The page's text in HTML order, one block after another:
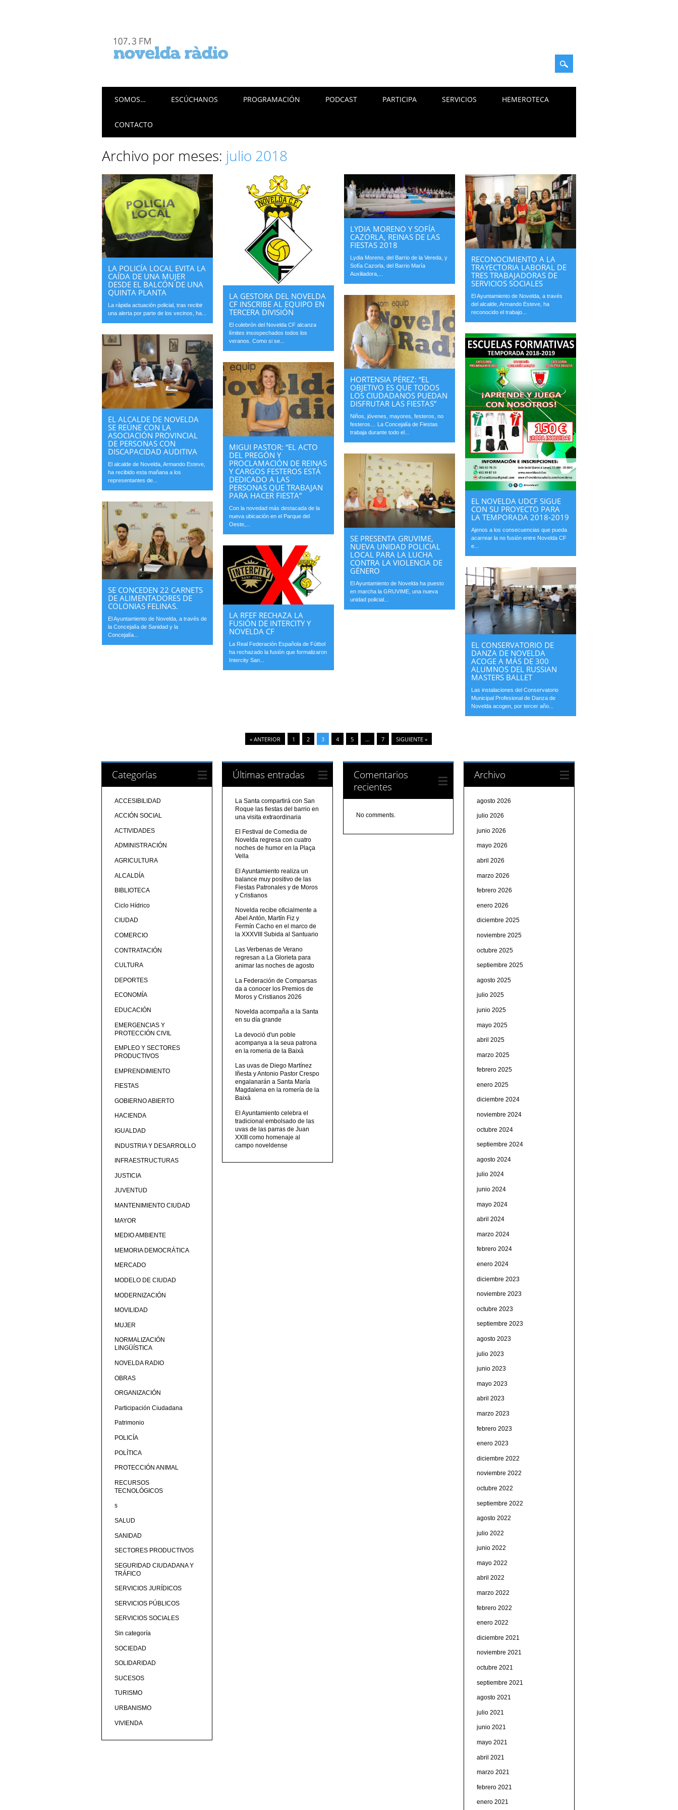
Menú principal
SOMOS… ESCÚCHANOS PROGRAMACIÓN PODCAST PARTICIPA SERVICIOS HEMEROTECA
CONTACTO
Archivo por meses: julio 2018
LA POLICÍA LOCAL EVITA LA
CAÍDA DE UNA MUJER
DESDE EL BALCÓN DE UNA
QUINTA PLANTA
La rápida actuación policial, tras recibir
una alerta por parte de los vecinos, ha...
LA GESTORA DEL NOVELDA
CF INSCRIBE AL EQUIPO EN
TERCERA DIVISIÓN
El culebrón del Novelda CF alcanza
límites insospechados todos los
veranos. Como si se...
LYDIA MORENO Y SOFÍA
CAZORLA, REINAS DE LAS
FIESTAS 2018
Lydia Moreno, del Barrio de la Vereda, y
Sofía Cazorla, del Barrio María
Auxiliadora,...
RECONOCIMIENTO A LA
TRAYECTORIA LABORAL DE
TRES TRABAJADORAS DE
SERVICIOS SOCIALES
El Ayuntamiento de Novelda, a través
del alcalde, Armando Esteve, ha
reconocido el trabajo...
HORTENSIA PÉREZ: “EL
OBJETIVO ES QUE TODOS
LOS CIUDADANOS PUEDAN
DISFRUTAR LAS FIESTAS”
Niños, jóvenes, mayores, festeros, no
festeros… La Concejalía de Fiestas
trabaja durante todo el...
EL NOVELDA UDCF SIGUE
CON SU PROYECTO PARA
LA TEMPORADA 2018-2019
Ajenos a los consecuencias que pueda
acarrear la no fusión entre Novelda CF
e...
EL ALCALDE DE NOVELDA
SE REÚNE CON LA
ASOCIACIÓN PROVINCIAL
DE PERSONAS CON
DISCAPACIDAD AUDITIVA
El alcalde de Novelda, Armando Esteve,
ha recibido esta mañana a los
representantes de...
MIGUI PASTOR: “EL ACTO
DEL PREGÓN Y
PROCLAMACIÓN DE REINAS
Y CARGOS FESTEROS ESTÁ
DEDICADO A LAS
PERSONAS QUE TRABAJAN
PARA HACER FIESTA”
Con la novedad más destacada de la
nueva ubicación en el Parque del
Oeste,...
SE PRESENTA GRUVIME,
NUEVA UNIDAD POLICIAL
LOCAL PARA LA LUCHA
CONTRA LA VIOLENCIA DE
GÉNERO
El Ayuntamiento de Novelda ha puesto
en marcha la GRUVIME, una nueva
unidad policial...
SE CONCEDEN 22 CARNETS
DE ALIMENTADORES DE
COLONIAS FELINAS.
El Ayuntamiento de Novelda, a través de
la Concejalía de Sanidad y la
Concejalía...
LA RFEF RECHAZA LA
FUSIÓN DE INTERCITY Y
NOVELDA CF
La Real Federación Española de Fútbol
ha rechazado la fusión que formalizaron
Intercity San...
EL CONSERVATORIO DE
DANZA DE NOVELDA
ACOGE A MÁS DE 300
ALUMNOS DEL RUSSIAN
MASTERS BALLET
Las instalaciones del Conservatorio
Municipal Profesional de Danza de
Novelda acogen, por tercer año...
« ANTERIOR 1 2 3 4 5 … 7 SIGUIENTE »
Categorías
ACCESIBILIDAD
ACCIÓN SOCIAL
ACTIVIDADES
ADMINISTRACIÓN
AGRICULTURA
ALCALDÍA
BIBLIOTECA
Ciclo Hídrico
CIUDAD
COMERCIO
CONTRATACIÓN
CULTURA
DEPORTES
ECONOMÍA
EDUCACIÓN
EMERGENCIAS Y
PROTECCIÓN CIVIL
EMPLEO Y SECTORES
PRODUCTIVOS
EMPRENDIMIENTO
FIESTAS
GOBIERNO ABIERTO
HACIENDA
IGUALDAD
INDUSTRIA Y DESARROLLO
INFRAESTRUCTURAS
JUSTICIA
JUVENTUD
MANTENIMIENTO CIUDAD
MAYOR
MEDIO AMBIENTE
MEMORIA DEMOCRÁTICA
MERCADO
MODELO DE CIUDAD
MODERNIZACIÓN
MOVILIDAD
MUJER
NORMALIZACIÓN
LINGÜÍSTICA
NOVELDA RADIO
OBRAS
ORGANIZACIÓN
Participación Ciudadana
Patrimonio
POLICÍA
POLÍTICA
PROTECCIÓN ANIMAL
RECURSOS
TECNOLÓGICOS
s
SALUD
SANIDAD
SECTORES PRODUCTIVOS
SEGURIDAD CIUDADANA Y
TRÁFICO
SERVICIOS JURÍDICOS
SERVICIOS PÚBLICOS
SERVICIOS SOCIALES
Sin categoría
SOCIEDAD
SOLIDARIDAD
SUCESOS
TURISMO
URBANISMO
VIVIENDA
Últimas entradas
La Santa compartirá con San
Roque las fiestas del barrio en
una visita extraordinaria
El Festival de Comedia de
Novelda regresa con cuatro
noches de humor en la Plaça
Vella
El Ayuntamiento realiza un
balance muy positivo de las
Fiestas Patronales y de Moros
y Cristianos
Novelda recibe oficialmente a
Abel Antón, Martín Fiz y
Fermín Cacho en el marco de
la XXXVIII Subida al Santuario
Las Verbenas de Verano
regresan a La Glorieta para
animar las noches de agosto
La Federación de Comparsas
da a conocer los Premios de
Moros y Cristianos 2026
Novelda acompaña a la Santa
en su día grande
La devoció d'un poble
acompanya a la seua patrona
en la romeria de la Baixà
Las uvas de Diego Martínez
Iñesta y Antonio Pastor Crespo
engalanarán a Santa María
Magdalena en la romería de la
Baixà
El Ayuntamiento celebra el
tradicional embolsado de las
uvas de las parras de Juan
XXIII como homenaje al
campo noveldense
Comentarios
recientes
No comments.
Archivo
agosto 2026
julio 2026
junio 2026
mayo 2026
abril 2026
marzo 2026
febrero 2026
enero 2026
diciembre 2025
noviembre 2025
octubre 2025
septiembre 2025
agosto 2025
julio 2025
junio 2025
mayo 2025
abril 2025
marzo 2025
febrero 2025
enero 2025
diciembre 2024
noviembre 2024
octubre 2024
septiembre 2024
agosto 2024
julio 2024
junio 2024
mayo 2024
abril 2024
marzo 2024
febrero 2024
enero 2024
diciembre 2023
noviembre 2023
octubre 2023
septiembre 2023
agosto 2023
julio 2023
junio 2023
mayo 2023
abril 2023
marzo 2023
febrero 2023
enero 2023
diciembre 2022
noviembre 2022
octubre 2022
septiembre 2022
agosto 2022
julio 2022
junio 2022
mayo 2022
abril 2022
marzo 2022
febrero 2022
enero 2022
diciembre 2021
noviembre 2021
octubre 2021
septiembre 2021
agosto 2021
julio 2021
junio 2021
mayo 2021
abril 2021
marzo 2021
febrero 2021
enero 2021